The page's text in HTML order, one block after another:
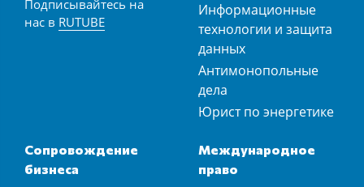
Подписывайтесь на
нас в RUTUBE
Информационные
технологии и защита
данных
Антимонопольные
дела
Юрист по энергетике
Сопровождение
бизнеса
Международное
право